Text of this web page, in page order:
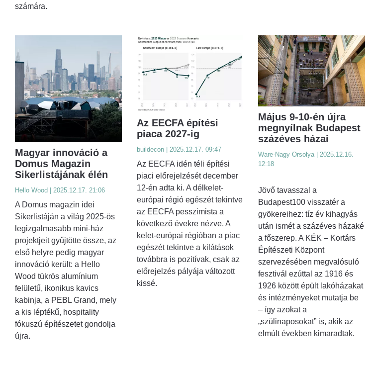
számára.
Magyar innováció a
Domus Magazin
Sikerlistájának élén
Hello Wood | 2025.12.17. 21:06
A Domus magazin idei
Sikerlistáján a világ 2025-ös
legizgalmasabb mini-ház
projektjeit gyűjtötte össze, az
első helyre pedig magyar
innováció került: a Hello
Wood tükrös alumínium
felületű, ikonikus kavics
kabinja, a PEBL Grand, mely
a kis léptékű, hospitality
fókuszú építészetet gondolja
újra.
Az EECFA építési
piaca 2027-ig
buildecon | 2025.12.17. 09:47
Az EECFA idén téli építési
piaci előrejelzését december
12-én adta ki. A délkelet-
európai régió egészét tekintve
az EECFA pesszimista a
következő évekre nézve. A
kelet-európai régióban a piac
egészét tekintve a kilátások
továbbra is pozitívak, csak az
előrejelzés pályája változott
kissé.
Május 9-10-én újra
megnyílnak Budapest
százéves házai
Ware-Nagy Orsolya | 2025.12.16.
12:18
Jövő tavasszal a
Budapest100 visszatér a
gyökereihez: tíz év kihagyás
után ismét a százéves házaké
a főszerep. A KÉK – Kortárs
Építészeti Központ
szervezésében megvalósuló
fesztivál ezúttal az 1916 és
1926 között épült lakóházakat
és intézményeket mutatja be
– így azokat a
„szülinaposokat” is, akik az
elmúlt években kimaradtak.